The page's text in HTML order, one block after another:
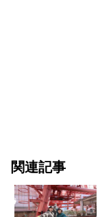
関連記事